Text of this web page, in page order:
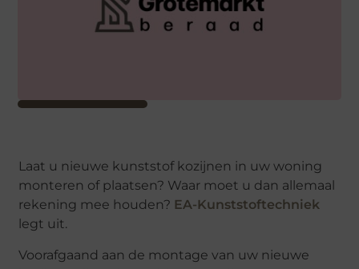
Laat u nieuwe kunststof kozijnen in uw woning
monteren of plaatsen? Waar moet u dan allemaal
rekening mee houden? EA-Kunststoftechniek
legt uit.
Voorafgaand aan de montage van uw nieuwe